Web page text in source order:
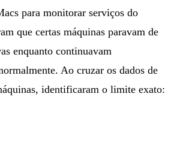
para monitorar serviços do
que certas máquinas paravam de
enquanto continuavam
Ao cruzar os dados de
identificaram o limite exato: